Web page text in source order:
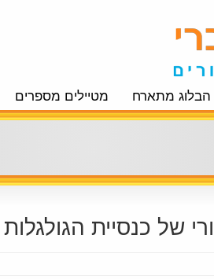
הבלוג מתארח מטיילים מספרים
של כנסיית הגולגלות